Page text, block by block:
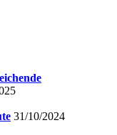
31/10/2024